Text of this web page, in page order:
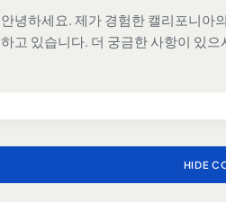
안녕하세요. 제가 경험한 캘리포니아
하고 있습니다. 더 궁금한 사항이 있
HIDE